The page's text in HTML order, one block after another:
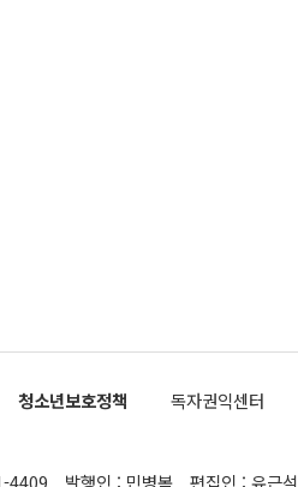
청소년보호정책 독자권익센터
4409 발행인 : 민병복 편집인 : 유근석